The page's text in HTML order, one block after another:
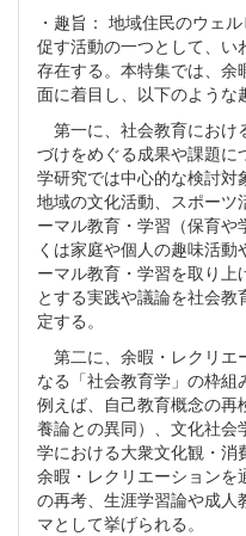
・趣旨： 地域住民のウェ
促す活動の一つとして、
存在する。本特集では、余
面に着目し、以下のような
第一に、社会教育におけ
づけをめぐる成果や課題
学研究では中心的な検討対
地域の文化活動、スポーツ
ーマル教育・学習（保育や
くは家庭や個人の趣味活
ーマル教育・学習を取り
とする実践や議論を社会
定する。
第二に、余暇・レクリエ
なる「社会教育学」の枠組
例えば、自己教育概念の
養論との異同）、文化社
学における大衆文化観・消
余暇・レクリエーション
の再考、生涯学習論や成人
マとして挙げられる。